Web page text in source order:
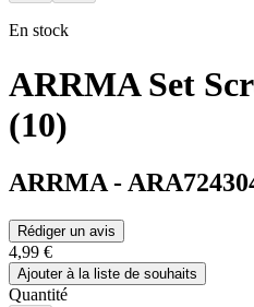
En stock
ARRMA Set
(10)
ARRMA -
Rédiger un avis
4,99 €
Ajouter à la liste de souhaits
Quantité